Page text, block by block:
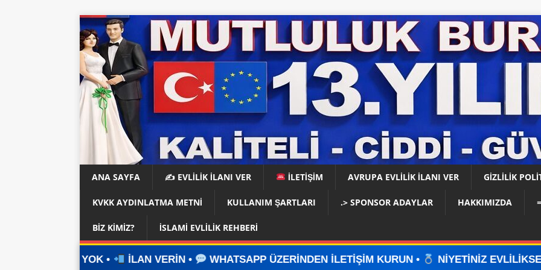
ANA SAYFA ✍️ EVLİLİK İLANI VER İLETİŞİM AVRUPA EVLİLİK İLANI VER GIZLILIK
KVKK AYDINLATMA METNI KULLANIM ŞARTLARI .> SPONSOR ADAYLAR HAKKIMIZDA
BIZ KIMIZ? İSLAMI EVLILIK REHBERI
İLAN VERİN • WHATSAPP ÜZERİNDEN İLETİŞİM KURUN • NİYETİNİZ EVLİLİKSE, DOĞRU